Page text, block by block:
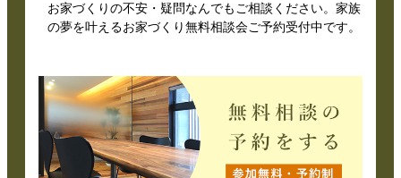
お家づくりの不安・疑問なんでもご相談ください。家族
の夢を叶えるお家づくり無料相談会ご予約受付中です。